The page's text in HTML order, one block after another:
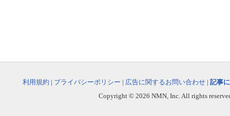
利用規約 | プライバシーポリシー | 広告に関するお問い合わせ | 記事
Copyright © 2026 NMN, Inc. All rights